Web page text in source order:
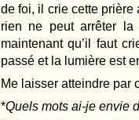
de foi, il crie cette
rien ne peut arrêter
maintenant qu’il faut
passé et la lumière est
Me laisser atteindre par
*Quels mots ai-je envie